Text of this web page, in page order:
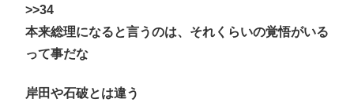
>>34
本来総理になると言うのは、それくらいの覚悟がいる
って事だな
岸田や石破とは違う